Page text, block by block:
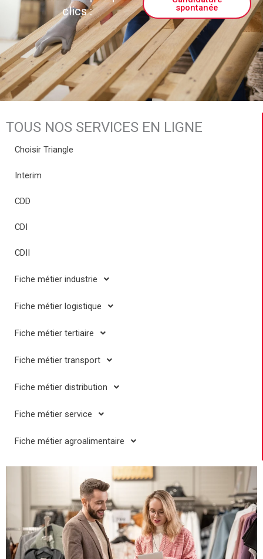
clics :
spontanée
TOUS NOS SERVICES EN LIGNE
Choisir Triangle
Interim
CDD
CDI
CDII
Fiche métier industrie
Fiche métier logistique
Fiche métier tertiaire
Fiche métier transport
Fiche métier distribution
Fiche métier service
Fiche métier agroalimentaire